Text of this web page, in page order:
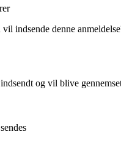
indsende denne
og vil blive